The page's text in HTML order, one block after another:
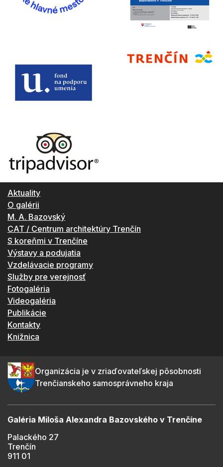
Aktuality
O galérii
M. A. Bazovský
CAT / Centrum architektúry Trenčín
S koreňmi v Trenčíne
Výstavy a podujatia
Vzdelávacie programy
Služby pre verejnosť
Fotogaléria
Videogaléria
Publikácie
Kontakty
Knižnica
Organizácia je v zriaďovateľskej pôsobnosti
Trenčianskeho samosprávneho kraja
Galéria Miloša Alexandra Bazovského v Trenčíne
Palackého 27
Trenčín
911 01